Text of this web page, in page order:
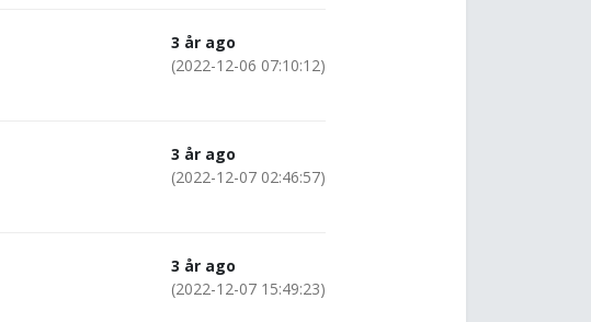
3 år ago
(2022-12-06 07:10:12)
3 år ago
(2022-12-07 02:46:57)
3 år ago
(2022-12-07 15:49:23)